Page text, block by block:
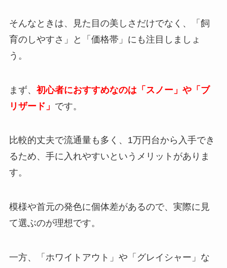
そんなときは、見た目の美しさだけでなく、「飼
育のしやすさ」と「価格帯」にも注目しましょ
う。
まず、 初心者におすすめなのは「スノー」や「ブ
リザード」 です。
比較的丈夫で流通量も多く、1万円台から入手でき
るため、手に入れやすいというメリットがありま
す。
模様や首元の発色に個体差があるので、実際に見
て選ぶのが理想です。
一方、「ホワイトアウト」や「グレイシャー」な